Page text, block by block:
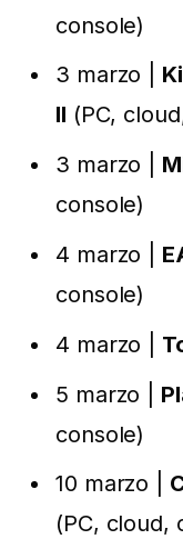
console)
3 marzo |
II (PC,
3 marzo |
console)
4 marzo |
console)
4 marzo |
5 marzo |
console)
10 marzo |
(PC, cloud,